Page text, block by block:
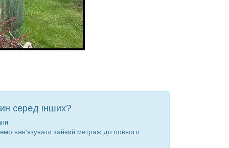
серед інших?
нав'язувати зайвий метраж до повного